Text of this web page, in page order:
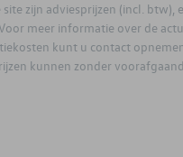
site zijn adviesprijzen (incl. btw),
meer informatie over de
kunt u contact
kunnen zonder